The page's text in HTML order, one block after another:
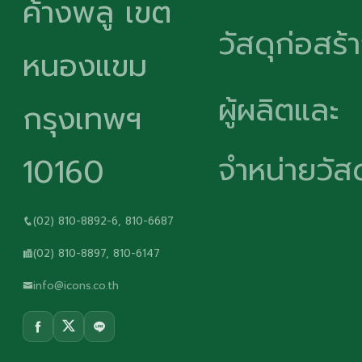
ค้างพลู เขต
หนองแขม
กรุงเทพฯ
10160
(02) 810-8892-6, 810-6687
(02) 810-8897, 810-6147
info@icons.co.th
วัสดุก่อสร้
ผู้ผลิตและ
จำหน่ายวั